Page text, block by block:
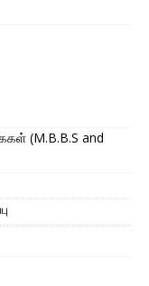
(M.B.B.S and